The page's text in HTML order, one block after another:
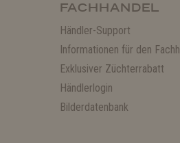
FACHHANDEL
Händler-Support
Informationen für den
Exklusiver Züchterrabatt
Händlerlogin
Bilderdatenbank